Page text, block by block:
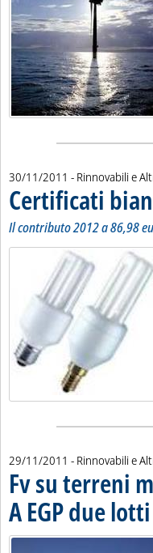
Lista allegati PDF
30/11/2011 - Rinnovabili e
Certificati
Il contributo 2012 a 86,98
Lista allegati
29/11/2011 - Rinnovabili e
Fv su terreni
A EGP due